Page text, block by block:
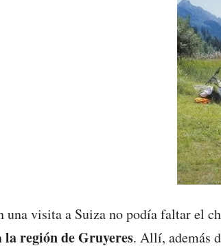
una visita a Suiza no podía faltar el
la región de Gruyeres. Allí, además